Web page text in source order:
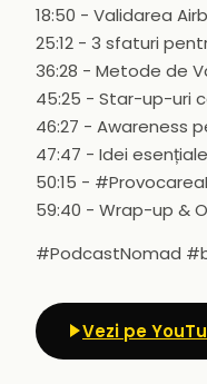
18:50 - Validarea
25:12 - 3 sfaturi
36:28 - Metode de
45:25 - Star-up-uri
46:27 - Awareness
47:47 - Idei esențiale
50:15 -
59:40 - Wrap-up &
#PodcastNomad
Vezi pe